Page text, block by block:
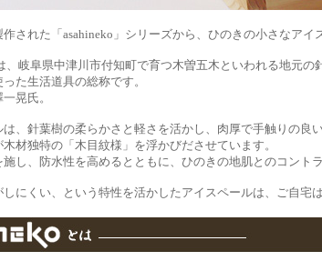
された「asahineko」シリーズから、ひのきの小さなアイ
、岐阜県中津川市付知町で育つ木曽五木といわれる地元
た生活道具の総称です。
晃氏。
、針葉樹の柔らかさと軽さを活かし、肉厚で手触りの良
材独特の「木目紋様」を浮かびださせています。
し、防水性を高めるとともに、ひのきの地肌とのコント
にくい、という特性を活かしたアイスペールは、ご自宅